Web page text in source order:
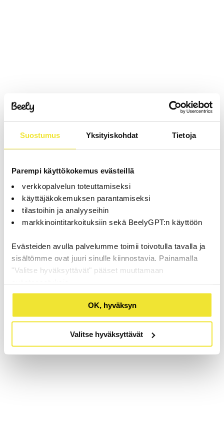
Suostumus Yksityiskohdat Tietoja
Parempi käyttökokemus evästeillä
verkkopalvelun toteuttamiseksi
käyttäjäkokemuksen parantamiseksi
tilastoihin ja analyyseihin
markkinointitarkoituksiin sekä BeelyGPT:n käyttöön
Evästeiden avulla palvelumme toimii toivotulla tavalla ja
sisältömme ovat juuri sinulle kiinnostavia. Painamalla
"Valitse hyväksyttävät" pääset muuttamaan
OK, hyväksyn
Valitse hyväksyttävät